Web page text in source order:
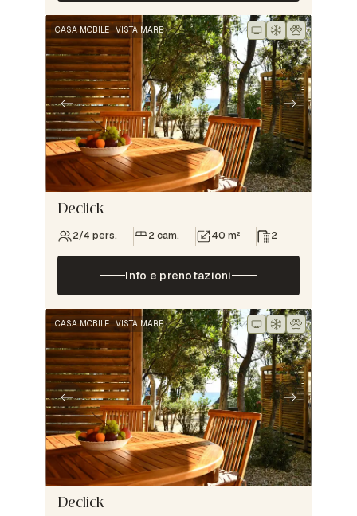
CASA MOBILE VISTA MARE
Declick
2/4 pers. 2 cam. 40 m² 2
Info e prenotazioni
CASA MOBILE VISTA MARE
Declick